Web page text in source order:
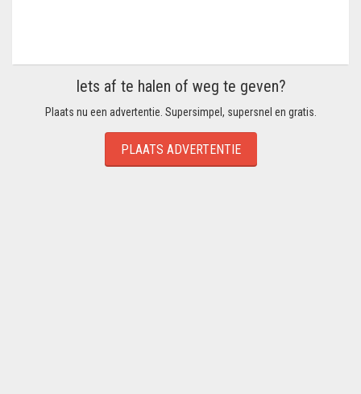
Iets af te halen of weg te geven?
Plaats nu een advertentie. Supersimpel, supersnel en gratis.
PLAATS ADVERTENTIE